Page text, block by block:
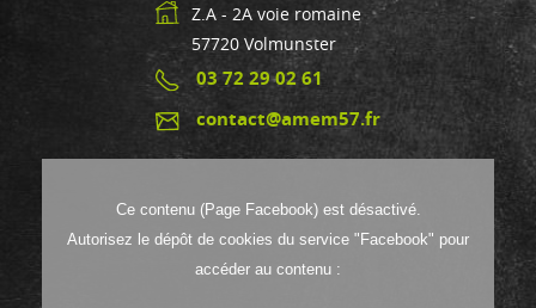
Z.A - 2A voie romaine
57720 Volmunster
03 72 29 02 61
contact@amem57.fr
Ce contenu (Page Facebook) est désactivé.
Autorisez le dépôt de cookies du service "Facebook" pour
accéder au contenu :